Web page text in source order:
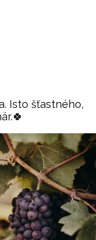
Isto šťastného,